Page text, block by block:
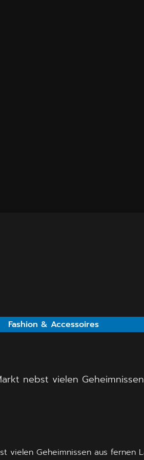
Fashion & Accessoires
nebst vielen
Geheimnissen aus